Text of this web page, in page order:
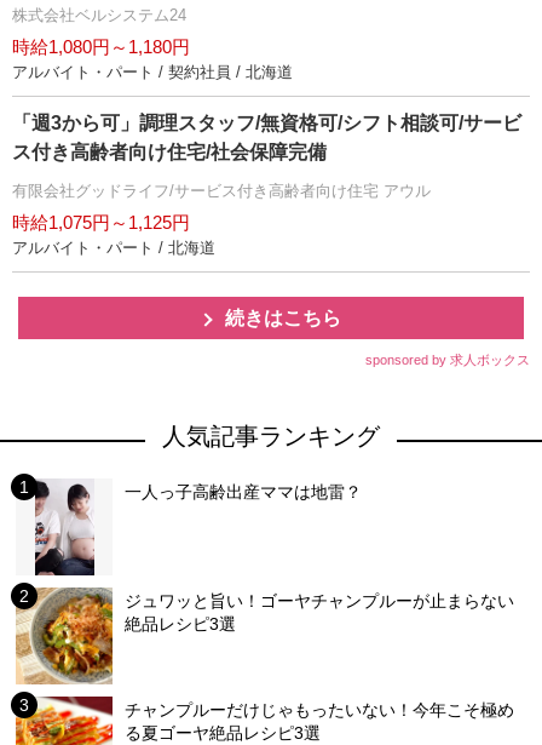
株式会社ベルシステム24
時給1,080円～1,180円
アルバイト・パート / 契約社員 / 北海道
「週3から可」調理スタッフ/無資格可/シフト相談可/サービ
ス付き高齢者向け住宅/社会保障完備
有限会社グッドライフ/サービス付き高齢者向け住宅 アウル
時給1,075円～1,125円
アルバイト・パート / 北海道
続きはこちら
sponsored by 求人ボックス
人気記事ランキング
一人っ子高齢出産ママは地雷？
ジュワッと旨い！ゴーヤチャンプルーが止まらない
絶品レシピ3選
チャンプルーだけじゃもったいない！今年こそ極め
る夏ゴーヤ絶品レシピ3選